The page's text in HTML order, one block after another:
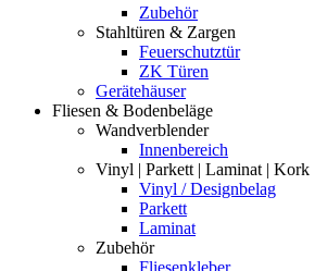
Zubehör
Stahltüren & Zargen
Feuerschutztür
ZK Türen
Gerätehäuser
Fliesen & Bodenbeläge
Wandverblender
Innenbereich
Vinyl | Parkett | Laminat | Kork
Vinyl / Designbelag
Parkett
Laminat
Zubehör